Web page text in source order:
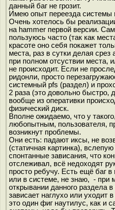
данный баг не грозит.
Имею опыт переезда системы
Очень хотелось бы
на hammer первой версии.
пользуюсь часто (так как
красоте оно себя покажет
места, раз в сутки делая срез
при полном отсуствии места,
не происходит. Если не
ридонли, просто
системный pfs (раздел) и
2 раза (это довольно быстро,
вообще из оперативки
физический диск.
Вполне ожидаемо, что у
любопытным, пользователя,
возникнут проблемы.
Они есть: падают иксы, не
(статичная картинка),
спонтанные зависания, что
отслеживал, всё недоходят
просто ребучу. Есть ещё баг
или в системе, не знаю, - при
открывании данного раздела
зависает наглухо или уходит
это один фиг наутилус, как и